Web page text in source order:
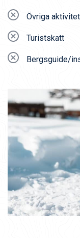
Övriga
Turistskatt
Bergsguide/